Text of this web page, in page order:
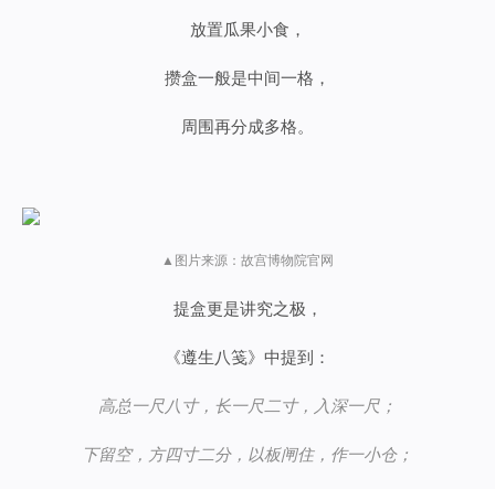
放置瓜果小食，
攒盒一般是中间一格，
周围再分成多格。
▲图片来源：故宫博物院官网
提盒更是讲究之极，
《遵生八笺》中提到：
高总一尺八寸，长一尺二寸，入深一尺；
下留空，方四寸二分，以板闸住，作一小仓；